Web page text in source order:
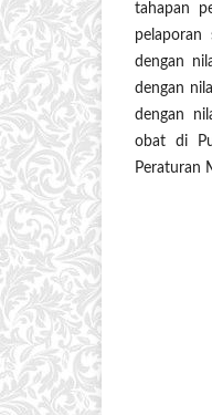
tahapan
dengan
dengan
dengan
obat di
Peraturan